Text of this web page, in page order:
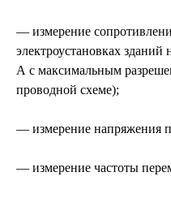
— измерение
электроустановках
А с максимальным
проводной схеме);
— измерение напряжения
— измерение частоты